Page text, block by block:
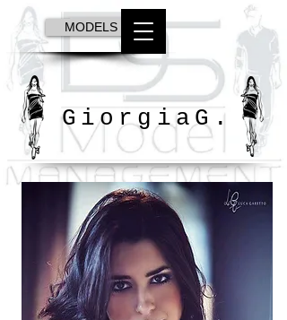
MODELS
GiorgiaG.